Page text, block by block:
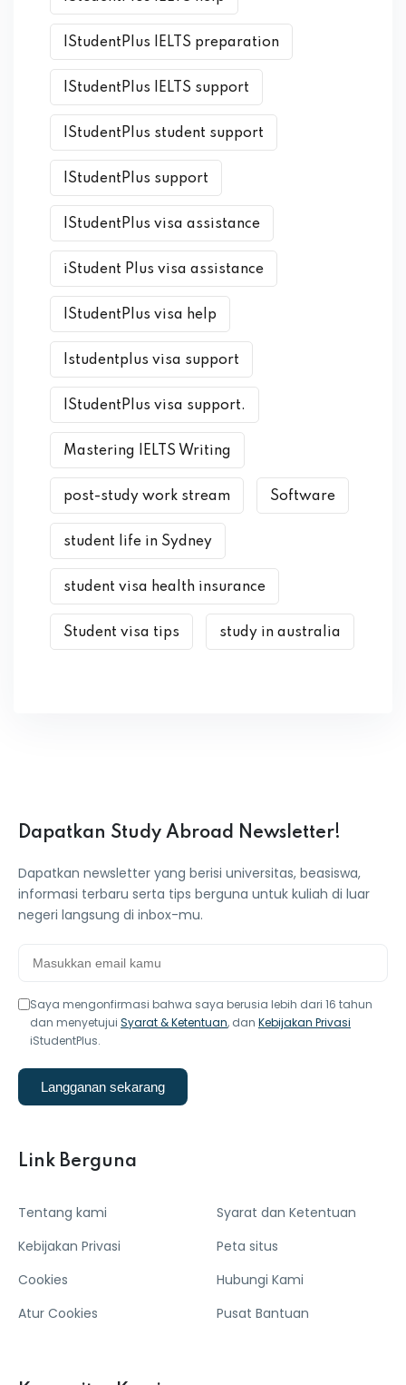
IStudentPlus IELTS preparation
IStudentPlus IELTS support
IStudentPlus student support
IStudentPlus support
IStudentPlus visa assistance
iStudent Plus visa assistance
IStudentPlus visa help
Istudentplus visa support
IStudentPlus visa support.
Mastering IELTS Writing
post-study work stream Software
student life in Sydney
student visa health insurance
Student visa tips study in australia
Dapatkan Study Abroad Newsletter!
Dapatkan newsletter yang berisi universitas, beasiswa,
informasi terbaru serta tips berguna untuk kuliah di luar
negeri langsung di inbox-mu.
Saya mengonfirmasi bahwa saya berusia lebih dari 16 tahun
dan menyetujui Syarat & Ketentuan, dan Kebijakan Privasi
iStudentPlus.
Langganan sekarang
Link Berguna
Tentang kami
Kebijakan Privasi
Cookies
Atur Cookies
Syarat dan Ketentuan
Peta situs
Hubungi Kami
Pusat Bantuan